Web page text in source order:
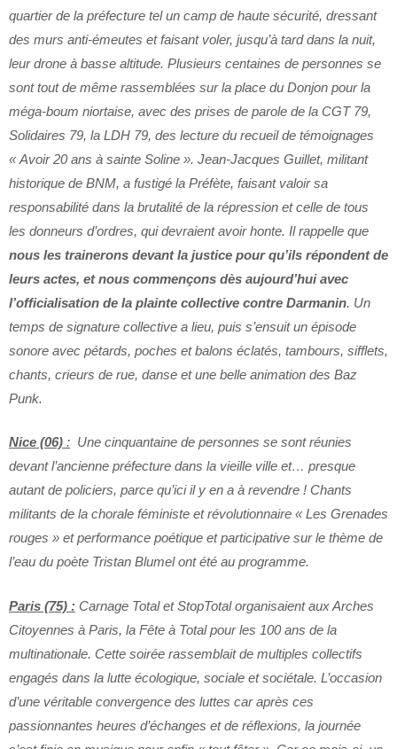
quartier de la préfecture tel un camp de haute sécurité, dressant
des murs anti-émeutes et faisant voler, jusqu’à tard dans la nuit,
leur drone à basse altitude. Plusieurs centaines de personnes se
sont tout de même rassemblées sur la place du Donjon pour la
méga-boum niortaise, avec des prises de parole de la CGT 79,
Solidaires 79, la LDH 79, des lecture du recueil de témoignages
« Avoir 20 ans à sainte Soline ». Jean-Jacques Guillet, militant
historique de BNM, a fustigé la Préfète, faisant valoir sa
responsabilité dans la brutalité de la répression et celle de tous
les donneurs d’ordres, qui devraient avoir honte. Il rappelle que
nous les trainerons devant la justice pour qu’ils répondent de
leurs actes, et nous commençons dès aujourd’hui avec
l’officialisation de la plainte collective contre Darmanin. Un
temps de signature collective a lieu, puis s’ensuit un épisode
sonore avec pétards, poches et balons éclatés, tambours, sifflets,
chants, crieurs de rue, danse et une belle animation des Baz
Punk.
Nice (06) : Une cinquantaine de personnes se sont réunies
devant l’ancienne préfecture dans la vieille ville et… presque
autant de policiers, parce qu’ici il y en a à revendre ! Chants
militants de la chorale féministe et révolutionnaire « Les Grenades
rouges » et performance poétique et participative sur le thème de
l’eau du poète Tristan Blumel ont été au programme.
Paris (75) : Carnage Total et StopTotal organisaient aux Arches
Citoyennes à Paris, la Fête à Total pour les 100 ans de la
multinationale. Cette soirée rassemblait de multiples collectifs
engagés dans la lutte écologique, sociale et sociétale. L’occasion
d’une véritable convergence des luttes car après ces
passionnantes heures d’échanges et de réflexions, la journée